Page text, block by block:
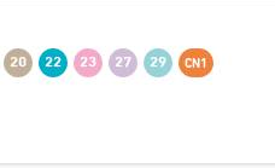
20 22 23 27 29 CN1